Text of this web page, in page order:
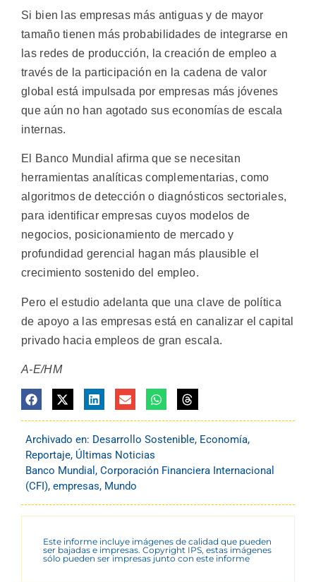
Si bien las empresas más antiguas y de mayor
tamaño tienen más probabilidades de integrarse en
las redes de producción, la creación de empleo a
través de la participación en la cadena de valor
global está impulsada por empresas más jóvenes
que aún no han agotado sus economías de escala
internas.
El Banco Mundial afirma que se necesitan
herramientas analíticas complementarias, como
algoritmos de detección o diagnósticos sectoriales,
para identificar empresas cuyos modelos de
negocios, posicionamiento de mercado y
profundidad gerencial hagan más plausible el
crecimiento sostenido del empleo.
Pero el estudio adelanta que una clave de política
de apoyo a las empresas está en canalizar el capital
privado hacia empleos de gran escala.
A-E/HM
Archivado en: Desarrollo Sostenible, Economía,
Reportaje, Últimas Noticias
Banco Mundial , Corporación Financiera Internacional
(CFI), empresas, Mundo
Este informe incluye imágenes de calidad que pueden
ser bajadas e impresas. Copyright IPS, estas imágenes
sólo pueden ser impresas junto con este informe